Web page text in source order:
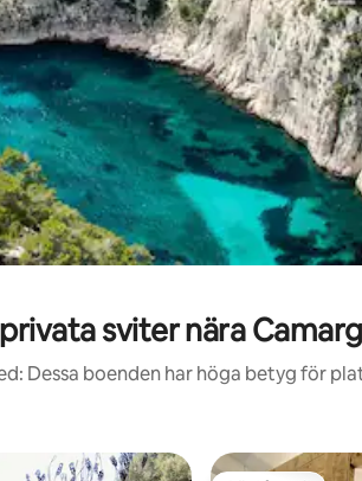
sviter nära
Dessa boenden har höga betyg för